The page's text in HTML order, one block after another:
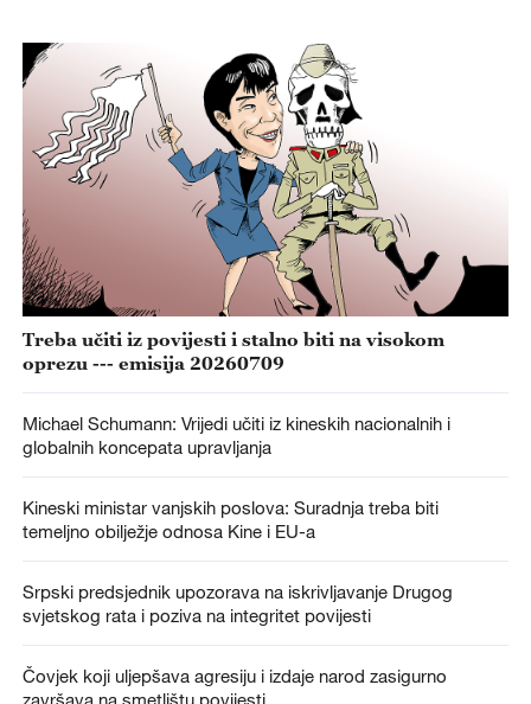
Treba učiti iz povijesti i stalno biti na visokom
oprezu --- emisija 20260709
Michael Schumann: Vrijedi učiti iz kineskih nacionalnih i
globalnih koncepata upravljanja
Kineski ministar vanjskih poslova: Suradnja treba biti
temeljno obilježje odnosa Kine i EU-a
Srpski predsjednik upozorava na iskrivljavanje Drugog
svjetskog rata i poziva na integritet povijesti
Čovjek koji uljepšava agresiju i izdaje narod zasigurno
završava na smetlištu povijesti